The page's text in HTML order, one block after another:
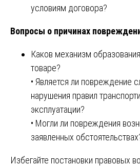
условиям договора?
Вопросы о причинах
Каков механизм
товаре?
• Является ли повреждение
нарушения правил
эксплуатации?
• Могли ли повреждения
заявленных
Избегайте постановки правовых